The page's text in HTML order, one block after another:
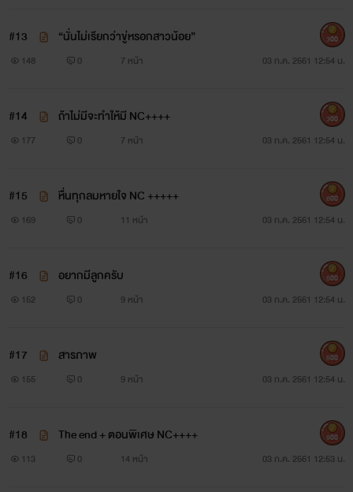
#13 “นั่นไม่เรียกว่าขู่หรอกสาวน้อย”
148 0 7 หน้า 03 ก.ค. 2561 12:54 น.
300
#14 ถ้าไม่มีจะทำให้มี NC++++
177 0 7 หน้า 03 ก.ค. 2561 12:54 น.
300
#15 หื่นทุกลมหายใจ NC +++++
169 0 11 หน้า 03 ก.ค. 2561 12:54 น.
600
#16 อยากมีลูกครับ
152 0 9 หน้า 03 ก.ค. 2561 12:54 น.
500
#17 สารภาพ
155 0 9 หน้า 03 ก.ค. 2561 12:54 น.
500
#18 The end + ตอนพิเศษ NC++++
113 0 14 หน้า 03 ก.ค. 2561 12:53 น.
900